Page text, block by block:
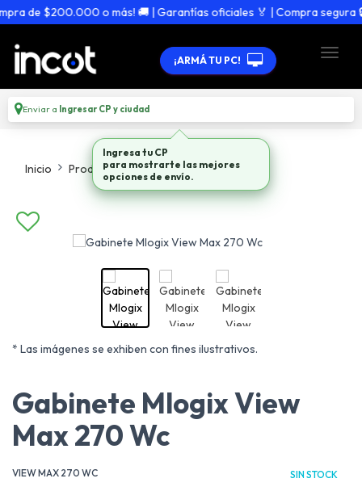
de $200.000 o más! 🚚 | Garantías oficiales 🏅 | Compra segura 🔒
¡ARMÁ TU PC!
Enviar a Ingresar CP y ciudad
Inicio Productos Gabinetes
* Las imágenes se exhiben con fines ilustrativos.
Gabinete Mlogix View
Max 270 Wc
VIEW MAX 270 WC SIN STOCK
Ingresa tu CP
para mostrarte las mejores
opciones de envío.